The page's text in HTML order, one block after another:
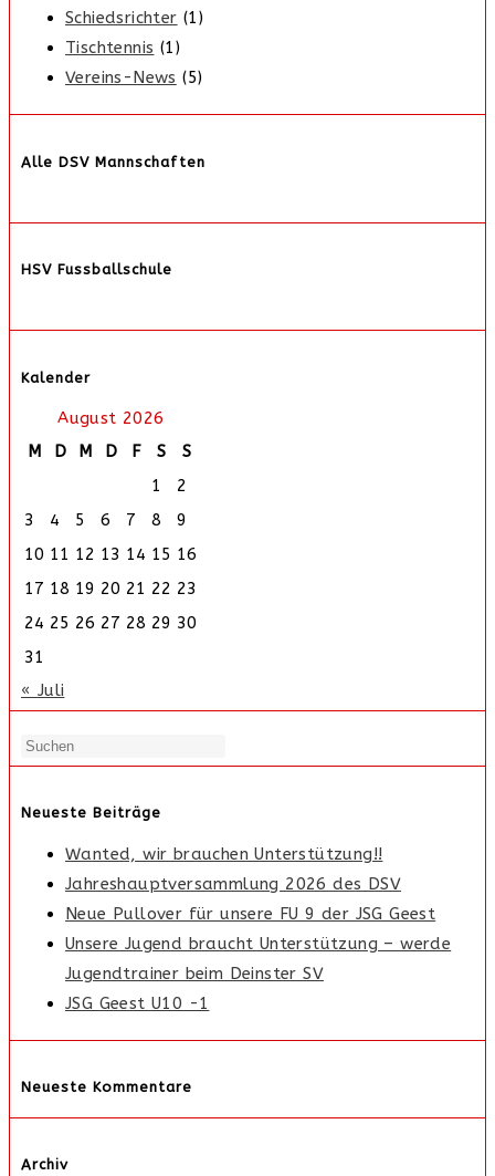
Schiedsrichter (1)
Tischtennis (1)
Vereins-News (5)
Alle DSV Mannschaften
HSV Fussballschule
Kalender
August 2026
M
D M D F S
S
1
2
3
4 5 6 7 8
9
10 11 12 13 14 15 16
17 18 19 20 21 22 23
24 25 26 27 28 29 30
31
« Juli
Neueste Beiträge
Wanted, wir brauchen Unterstützung!!
Jahreshauptversammlung 2026 des DSV
Neue Pullover für unsere FU 9 der JSG Geest
Unsere Jugend braucht Unterstützung – werde
Jugendtrainer beim Deinster SV
JSG Geest U10 -1
Neueste Kommentare
Archiv